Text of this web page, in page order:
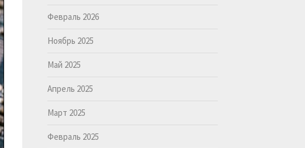
Февраль 2026
Ноябрь 2025
Май 2025
Апрель 2025
Март 2025
Февраль 2025